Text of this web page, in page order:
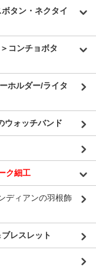
タン・ネクタイ
コンチョボタ
ホルダー/ライタ
ウォッチバンド
ク細工
ディアンの羽根飾
レスレット